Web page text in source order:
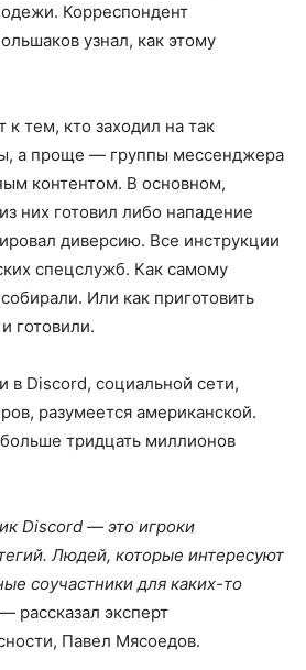
Корреспондент
узнал, как этому
тем, кто заходил на так
а проще — группы мессенджера
контентом. В основном,
них готовил либо нападение
диверсию. Все инструкции
спецслужб. Как самому
Или как приготовить
готовили.
в Discord, социальной сети,
разумеется американской.
тридцать миллионов
Discord — это игроки
Людей, которые интересуют
соучастники для каких-то
— рассказал эксперт
Павел Мясоедов.